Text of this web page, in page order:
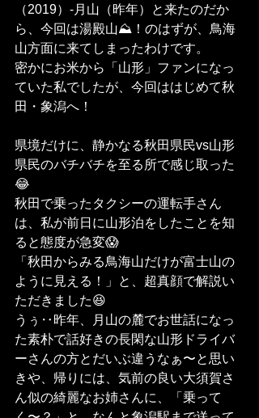
（2019）-月山（昨年）と来たのだか
ら、今回は湯殿山⛰️！のはずが、鳥海
山方面に来てしまったわけです。
密かにお米から「山形」ファンになっ
ていた私でしたが、今回ははじめて秋
田・象潟へ！
県境だけに、静かなる秋田県民vs山形
県民のバチバチを至る所で感じ取った
😂
秋田で乗ったタクシーの運転手さん
は、私が前日に山形泊をしたことを知
ると態度が急変😱
「秋田からみる鳥海山だけが富士山の
ように見える！」と、超真顔で解説い
ただきました😆
うぅ‥昨年、月山の麓でお世話になっ
た素朴で話好きの長閑な山形ドライバ
ーさんの方とだいぶ違うなぁ〜と思い
きや、帰りには、気前の良い大須賀さ
ん似の綺麗なお姉さんに、「乗って